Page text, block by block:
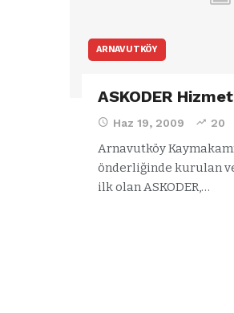
ARNAVUTKÖY
ASKODER
Haz 19, 2009 20
Arnavutköy
önderliğinde kurulan
ilk olan ASKODER,…